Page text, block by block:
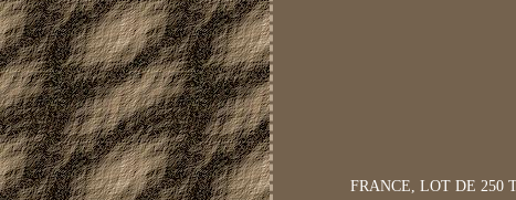
FRANCE, LOT DE 250